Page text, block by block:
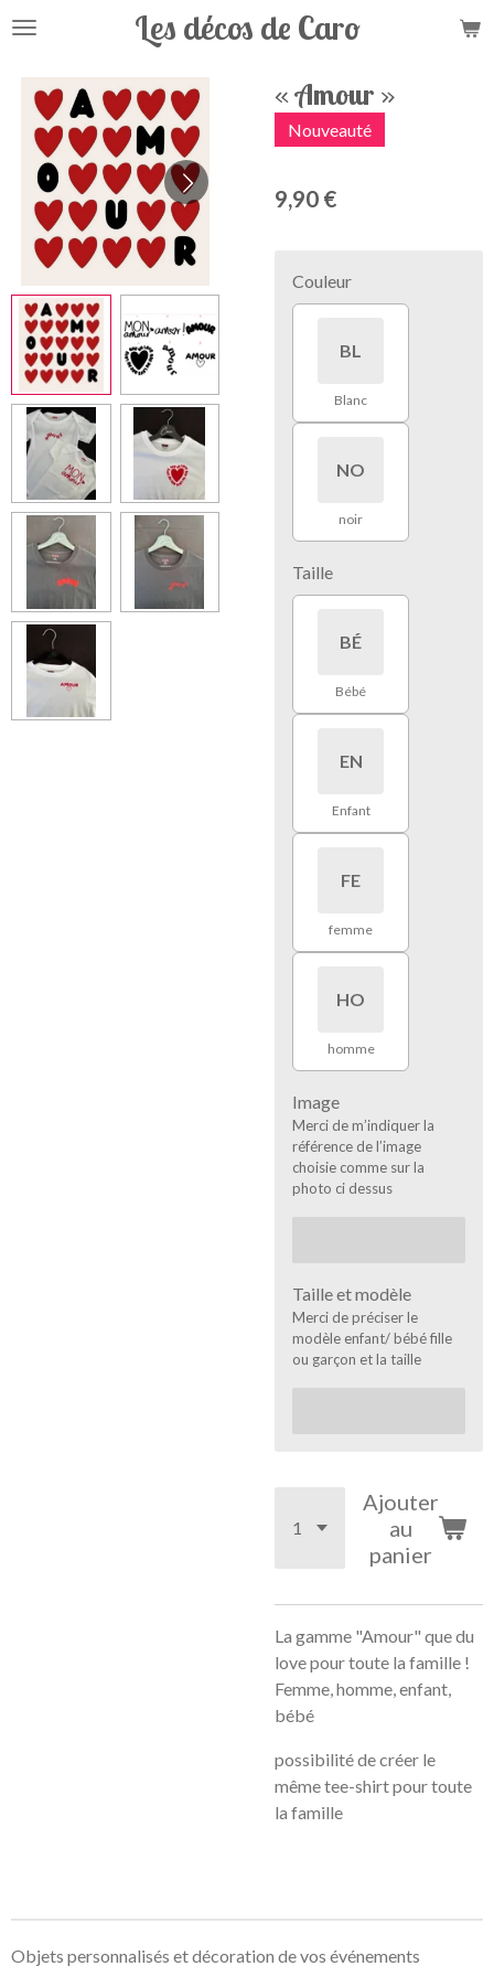
Passer
contenu
principal
Les décos de Caro
« Amour »
Nouveauté
9,90 €
Couleur
BL
Blanc
NO
noir
Taille
BÉ
Bébé
EN
Enfant
FE
femme
HO
homme
Image
Merci de m’indiquer la
référence de l’image
choisie comme sur la
photo ci dessus
Taille et modèle
Merci de préciser le
modèle enfant/ bébé fille
ou garçon et la taille
Ajouter
au
panier
La gamme "Amour" que du
love pour toute la famille !
Femme, homme, enfant,
bébé
possibilité de créer le
même tee-shirt pour toute
la famille
Objets personnalisés et décoration de vos événements